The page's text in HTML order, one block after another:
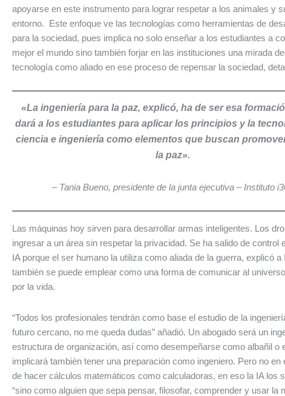
apoyarse en este instrumento para lograr respetar a los animales y
entorno. Este enfoque ve las tecnologías como herramientas de
para la sociedad, pues implica no solo enseñar a los estudiantes a
mejor el mundo sino también forjar en las instituciones una mirada
tecnología como aliado en ese proceso de repensar la sociedad,
«La ingeniería para la paz, explicó, ha de ser esa
dará a los estudiantes para aplicar los principios y la
ciencia e ingeniería como elementos que buscan
la paz».
– Tania Bueno, presidente de la junta ejecutiva – Instituto
Las máquinas hoy sirven para desarrollar armas inteligentes. Los
ingresar a un área sin respetar la privacidad. Se ha salido de control
IA porque el ser humano la utiliza como aliada de la guerra, explicó a
también se puede emplear como una forma de comunicar al
por la vida.
“Todos los profesionales tendrán como base el estudio de la
futuro cercano, no me queda dudas” añadió. Un abogado será un
estructura de organización, así como desempeñarse como albañil o
implicará también tener una preparación como ingeniero. Pero no en
de hacer cálculos matemáticos como calculadoras, en eso la IA los
“sino como alguien que sepa pensar, filosofar, comprender y usar la